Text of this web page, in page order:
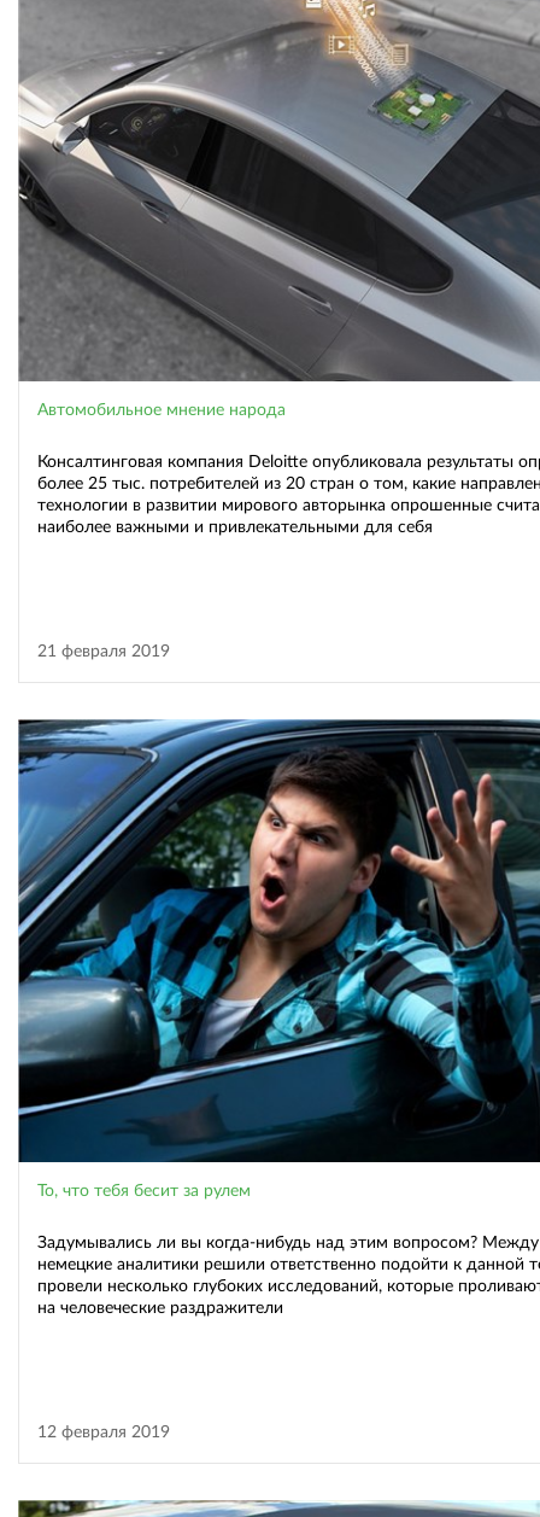
Автомобильное мнение народа
Консалтинговая компания Deloitte опубликовала результаты
более 25 тыс. потребителей из 20 стран о том, какие
технологии в развитии мирового авторынка опрошенные
наиболее важными и привлекательными для себя
21 февраля 2019
То, что тебя бесит за рулем
Задумывались ли вы когда-нибудь над этим вопросом?
немецкие аналитики решили ответственно подойти к данной
провели несколько глубоких исследований, которые
на человеческие раздражители
12 февраля 2019